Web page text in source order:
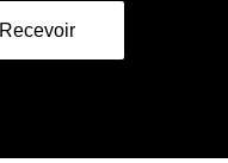
Recevoir